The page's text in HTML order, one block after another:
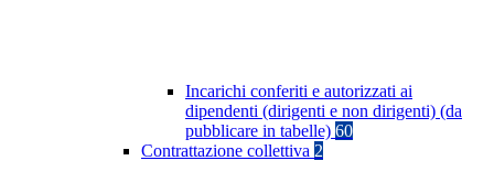
Incarichi conferiti e autorizzati ai
dipendenti (dirigenti e non dirigenti) (da
pubblicare in tabelle) 60
Contrattazione collettiva 2